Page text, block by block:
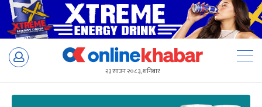
Skip
२३ साउन २०८३, शनिबार